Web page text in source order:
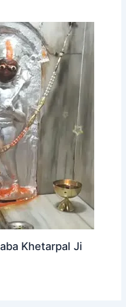
Khetarpal Ji